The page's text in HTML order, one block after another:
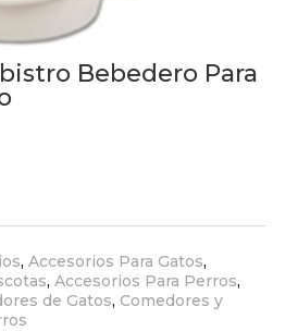
Bebedero Para
,Accesorios Para Gatos,
,Accesorios Para Perros,
de Gatos, Comedores y